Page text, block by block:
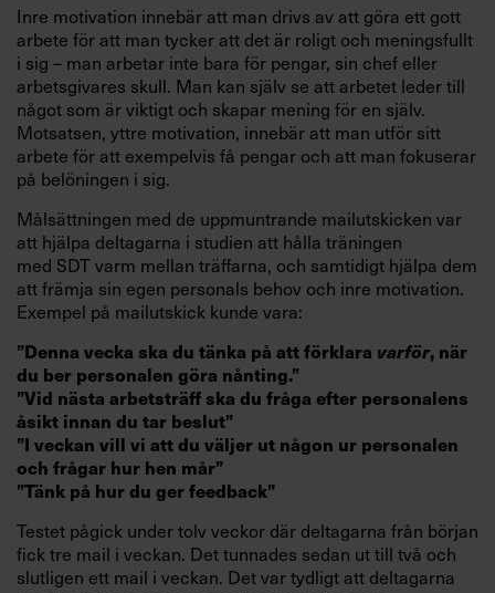
Inre motivation innebär att man drivs av att göra ett gott
arbete för att man tycker att det är roligt och meningsfullt
i sig – man arbetar inte bara för pengar, sin chef eller
arbetsgivares skull. Man kan själv se att arbetet leder till
något som är viktigt och skapar mening för en själv.
Motsatsen, yttre motivation, innebär att man utför sitt
arbete för att exempelvis få pengar och att man fokuserar
på belöningen i sig.
Målsättningen med de uppmuntrande mailutskicken var
att hjälpa deltagarna i studien att hålla träningen
med SDT varm mellan träffarna, och samtidigt hjälpa dem
att främja sin egen personals behov och inre motivation.
Exempel på mailutskick kunde vara:
”Denna vecka ska du tänka på att förklara varför, när
du ber personalen göra nånting.”
”Vid nästa arbetsträff ska du fråga efter personalens
åsikt innan du tar beslut”
”I veckan vill vi att du väljer ut någon ur personalen
och frågar hur hen mår”
”Tänk på hur du ger feedback”
Testet pågick under tolv veckor där deltagarna från början
fick tre mail i veckan. Det tunnades sedan ut till två och
slutligen ett mail i veckan. Det var tydligt att deltagarna